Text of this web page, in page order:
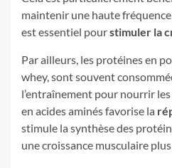
maintenir une haute
est essentiel pourstimuler la
Par ailleurs, les protéines en
whey, sont souvent
l’entraînement pour nourrir les
en acides aminés favorise la
stimule la synthèse des
une croissance musculaire